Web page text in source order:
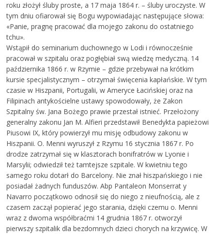
roku złożył śluby proste, a 17 maja 1864 r. – śluby uroczyste. W
tym dniu ofiarował się Bogu wypowiadając następujące słowa:
«Panie, pragnę pracować dla mojego zakonu do ostatniego
tchu».
Wstąpił do seminarium duchownego w Lodi i równocześnie
pracował w szpitalu oraz pogłębiał swą wiedzę medyczną. 14
października 1866 r. w Rzymie – gdzie przebywał na krótkim
kursie specjalistycznym – otrzymał święcenia kapłańskie. W tym
czasie w Hiszpanii, Portugalii, w Ameryce Łacińskiej oraz na
Filipinach antykościelne ustawy spowodowały, że Zakon
Szpitalny św. Jana Bożego prawie przestał istnieć. Przełożony
generalny zakonu Jan M. Alfieri przedstawił Benedykta papieżowi
Piusowi IX, który powierzył mu misję odbudowy zakonu w
Hiszpanii. O. Menni wyruszył z Rzymu 16 stycznia 1867 r. Po
drodze zatrzymał się w klasztorach bonifratrów w Lyonie i
Marsylii; odwiedził też tamtejsze szpitale. W kwietniu tego
samego roku dotarł do Barcelony. Nie znał hiszpańskiego i nie
posiadał żadnych funduszów. Abp Pantaleon Monserrat y
Navarro początkowo odnosił się do niego z nieufnością, ale z
czasem zaczął popierać jego starania, dzięki czemu o. Menni
wraz z dwoma współbraćmi 14 grudnia 1867 r. otworzył
pierwszy szpitalik dla bezdomnych dzieci chorych na krzywicę. W